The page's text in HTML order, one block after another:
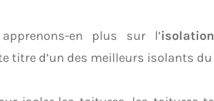
apprenons-en plus sur l’
titre d’un des meilleurs isolants du